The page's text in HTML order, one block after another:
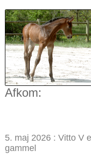
Afkom:
5. maj 2026 : Vitto V
gammel